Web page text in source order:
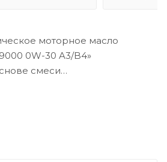
моторное масло
0W-30 A3/B4»
смеси
основа из масел